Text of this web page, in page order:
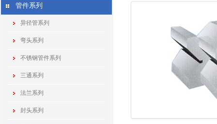
管件系列
异径管系列
弯头系列
不锈钢管件系列
三通系列
法兰系列
封头系列